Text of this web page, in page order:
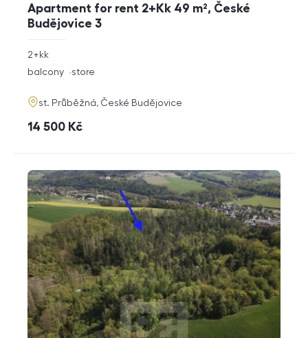
Apartment for rent 2+Kk 49 m², České
Budějovice 3
rozměry
2+kk
funkce
balcony store
adresa
st. Průběžná, České Budějovice
cena
14 500 Kč